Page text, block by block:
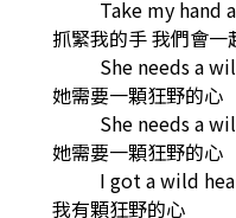
Take my hand
抓緊我的手 我們會一
She needs a
她需要一顆狂野的心
She needs a
她需要一顆狂野的心
I got a wild
我有顆狂野的心